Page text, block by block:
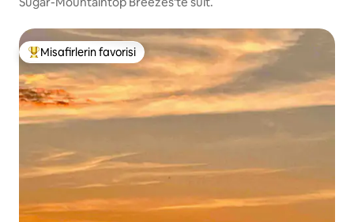
Misafirlerin favorilerinden en beğenilenler arasında
Misafirlerin favorisi